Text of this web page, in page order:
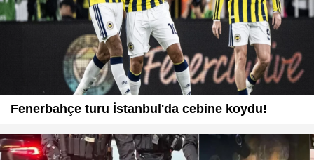
Fenerbahçe turu İstanbul'da cebine koydu!